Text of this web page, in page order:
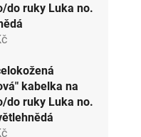
do ruky Luka no.
kabelka na
do ruky Luka no.